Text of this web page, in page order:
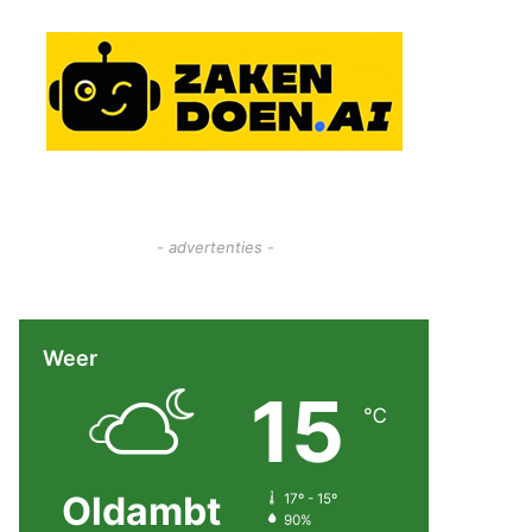
- advertenties -
Weer
Oldambt
15 ℃
17º - 15º
90%